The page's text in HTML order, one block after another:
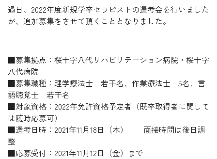
過日、2022年度新規学卒セラピストの選考会を行いました
が、追加募集をさせて頂くこととなりました。
■募集拠点：桜十字八代リハビリテーション病院・桜十字
八代病院
■募集職種：理学療法士 若干名、作業療法士 5名、言
語聴覚士 若干名
■対象資格：2022年免許資格予定者（既卒取得者に関して
は随時応募可）
■選考日時：2021年11月18日（木） 面接時間は後日調
整
■応募受付：2021年11月12日（金）まで